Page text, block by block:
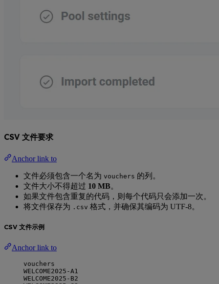
CSV 文件要求
Anchor link to
文件必须包含一个名为 vouchers 的列。
文件大小不得超过 10 MB。
如果文件包含重复的代码，则每个代码只会添加一次。
将文件保存为 .csv 格式，并确保其编码为 UTF-8。
CSV 文件示例
Anchor link to
vouchers
WELCOME2025-A1
WELCOME2025-B2